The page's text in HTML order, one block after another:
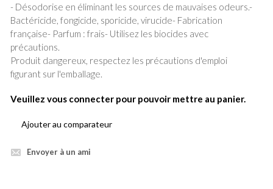
- Désodorise en éliminant les sources de mauvaises odeurs.-
Bactéricide, fongicide, sporicide, virucide- Fabrication
française- Parfum : frais- Utilisez les biocides avec
précautions.
Produit dangereux, respectez les précautions d'emploi
figurant sur l'emballage.
Veuillez vous connecter pour pouvoir mettre au panier.
Ajouter au comparateur
Envoyer à un ami